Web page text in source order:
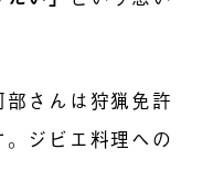
さんは狩猟免許
ジビエ料理への